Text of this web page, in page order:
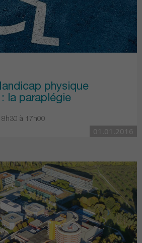
physique
la paraplégie
à 17h00
01.01.2016